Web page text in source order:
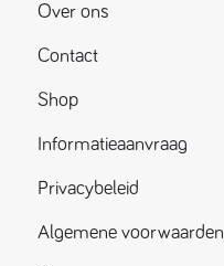
Over ons
Contact
Shop
Informatieaanvraag
Privacybeleid
Algemene voorwaarden